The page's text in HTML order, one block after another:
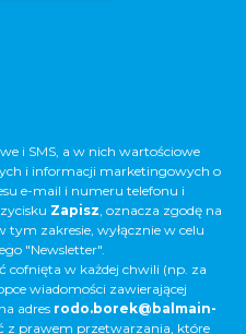
i SMS, a w nich wartościowe
i informacji marketingowych o
e-mail i numeru telefonu i
Zapisz, oznacza zgodę na
zakresie, wyłącznie w celu
"Newsletter".
cofnięta w każdej chwili (np. za
wiadomości zawierającej
adres rodo.borek@balmain-
z prawem przetwarzania, które